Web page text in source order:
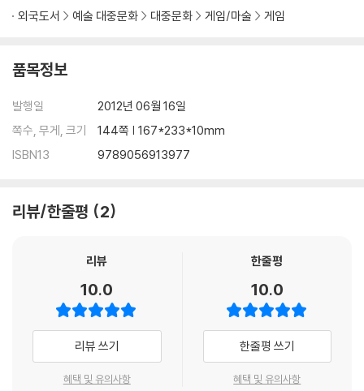
외국도서 예술 대중문화 대중문화 게임/마술 게임
품목정보
발행일
2012년 06월 16일
쪽수, 무게, 크기
144쪽 | 167*233*10mm
ISBN13
9789056913977
리뷰/한줄평 2
리뷰
10.0
리뷰 쓰기
혜택 및 유의사항
한줄평
10.0
한줄평 쓰기
혜택 및 유의사항